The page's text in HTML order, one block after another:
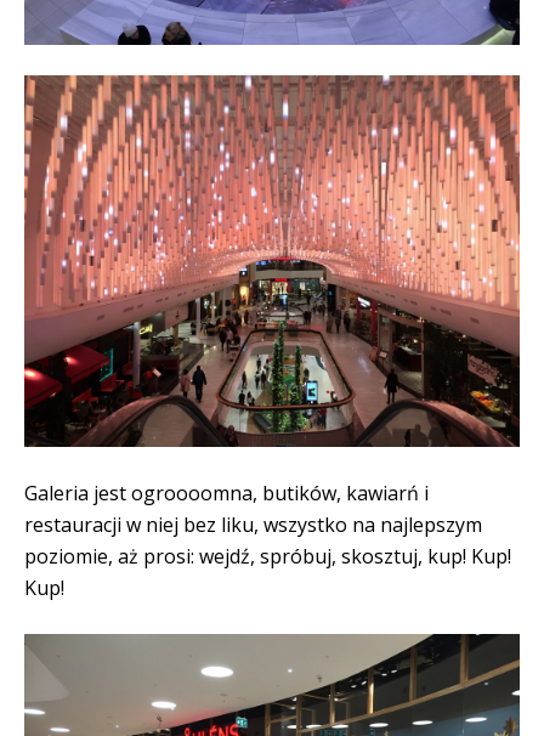
Galeria jest ogroooomna, butików, kawiarń i
restauracji w niej bez liku, wszystko na najlepszym
poziomie, aż prosi: wejdź, spróbuj, skosztuj, kup! Kup!
Kup!